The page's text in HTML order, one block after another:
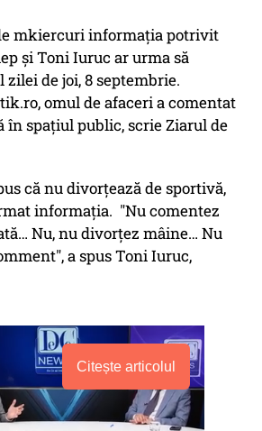
mkiercuri informația potrivit
și Toni Iuruc ar urma să
de joi, 8 septembrie.
omul de afaceri a comentat
în spațiul public, scrie Ziarul de
că nu divorţează de sportivă,
informaţia. "Nu comentez
Nu, nu divorțez mâine… Nu
a spus Toni Iuruc,
Citește articolul